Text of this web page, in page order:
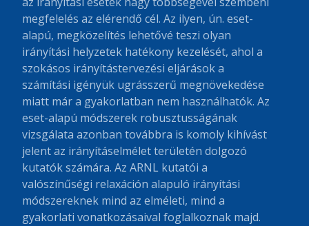
megfelelés az elérendő cél. Az ilyen, ún. eset-
alapú, megközelítés lehetővé teszi olyan
irányítási helyzetek hatékony kezelését, ahol a
szokásos irányítástervezési eljárások a
számítási igényük ugrásszerű megnövekedése
miatt már a gyakorlatban nem használhatók. Az
eset-alapú módszerek robusztusságának
vizsgálata azonban továbbra is komoly kihívást
jelent az irányításelmélet területén dolgozó
kutatók számára. Az ARNL kutatói a
valószínűségi relaxáción alapuló irányítási
módszereknek mind az elméleti, mind a
gyakorlati vonatkozásaival foglalkoznak majd.